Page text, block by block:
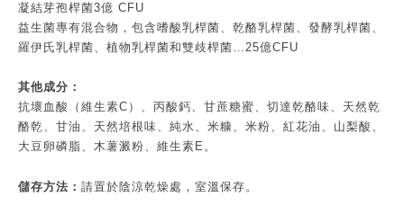
凝結芽孢桿菌3億 CFU
益生菌專有混合物，包含嗜酸乳桿菌、乾酪乳桿菌、發酵乳桿菌、
羅伊氏乳桿菌、植物乳桿菌和雙歧桿菌…25億CFU
其他成分：
抗壞血酸（維生素C）、丙酸鈣、甘蔗糖蜜、切達乾酪味、天然乾
酪乾、甘油、天然培根味、純水、米糠、米粉、紅花油、山梨酸、
大豆卵磷脂、木薯澱粉、維生素E。
儲存方法： 請置於陰涼乾燥處，室溫保存。